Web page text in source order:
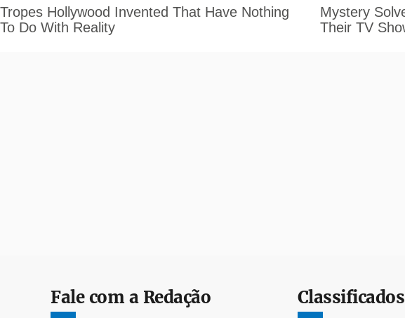
Fale com a Redação Classificados